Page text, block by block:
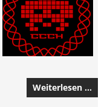
Weiterlesen …